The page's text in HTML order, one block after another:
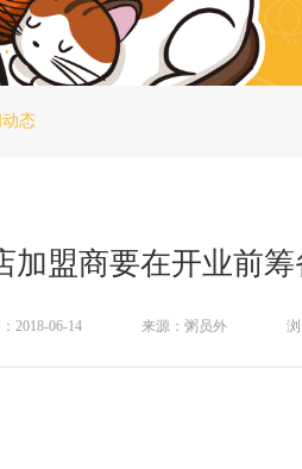
态
加盟商要在开业前筹
2018-06-14 来源：粥员外